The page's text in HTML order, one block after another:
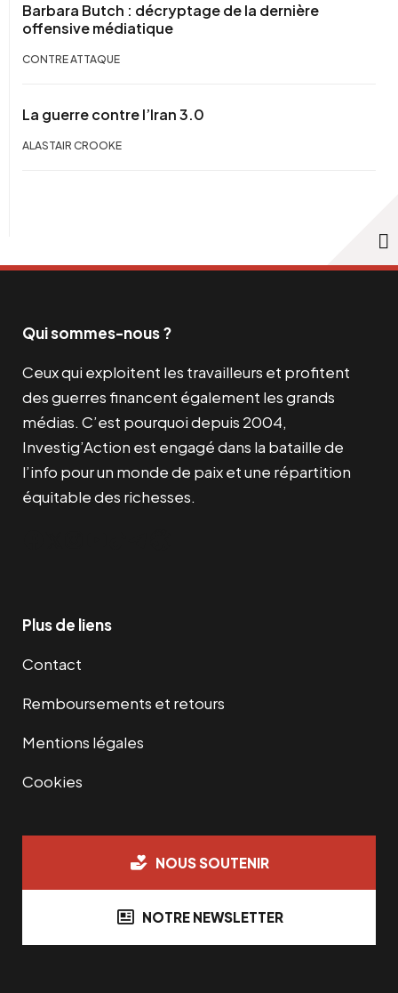
Barbara Butch : décryptage de la dernière
offensive médiatique
CONTRE ATTAQUE
La guerre contre l’Iran 3.0
ALASTAIR CROOKE
Qui sommes-nous ?
Ceux qui exploitent les travailleurs et profitent
des guerres financent également les grands
médias. C’est pourquoi depuis 2004,
Investig’Action est engagé dans la bataille de
l’info pour un monde de paix et une répartition
équitable des richesses.
Plus de liens
Contact
Remboursements et retours
Mentions légales
Cookies
NOUS SOUTENIR
NOTRE NEWSLETTER